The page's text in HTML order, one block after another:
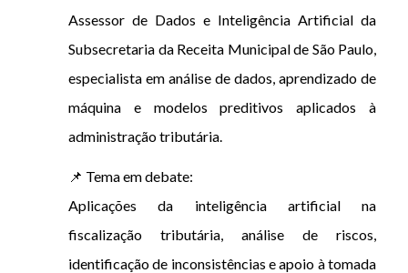
Assessor de Dados e Inteligência Artificial da
Subsecretaria da Receita Municipal de São Paulo,
especialista em análise de dados, aprendizado de
máquina e modelos preditivos aplicados à
administração tributária.
📌 Tema em debate:
Aplicações da inteligência artificial na
fiscalização tributária, análise de riscos,
identificação de inconsistências e apoio à tomada